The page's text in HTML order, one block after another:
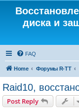
диска и
FAQ
Home Форумы R-TT
Raid10,
Post Reply